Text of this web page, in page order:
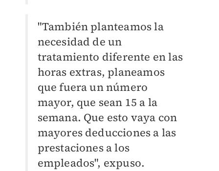
"También planteamos la
necesidad de un
tratamiento diferente en las
horas extras, planeamos
que fuera un número
mayor, que sean 15 a la
semana. Que esto vaya con
mayores deducciones a las
prestaciones a los
empleados", expuso.